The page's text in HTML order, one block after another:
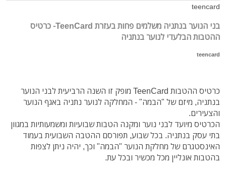
teencard
בני הנוער בנתניה משלמים פחות בעזרת TeenCard- כרטיס
ההטבות הבלעדי לנוער בנתניה
teencard
כרטיס ההטבות TeenCard מופק זו השנה הרביעית לבני הנוער
בנתניה, מיזם של "הבמה" - המחלקה לנוער נתניה באגף הנוער
והצעירים.
הכרטיס מיועד לבני נוער ומקנה הטבות שבועיות ומשמעותיות במגוון
בתי עסק בנתניה. בכל שבוע, תפורסם ההטבה השבועית בעמוד
האינסטגרם של מחלקת הנוער "הבמה" וכך, יהיה ניתן לצפות
בהטבות אונליין מכל מכשיר ובכל עת.